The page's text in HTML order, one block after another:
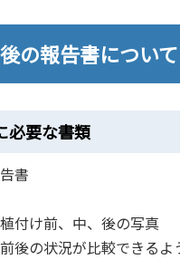
の報告書について
必要な書類
書
付け前、中、後の写真
後の状況が比較できるよ